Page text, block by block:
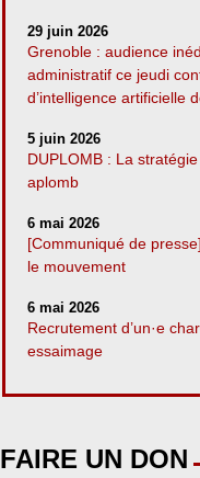
29 juin 2026
Grenoble : audience
administratif ce jeudi
d’intelligence artificielle
5 juin 2026
DUPLOMB : La
aplomb
6 mai 2026
[Communiqué de
le mouvement
6 mai 2026
Recrutement d’un·e
essaimage
FAIRE UN DON